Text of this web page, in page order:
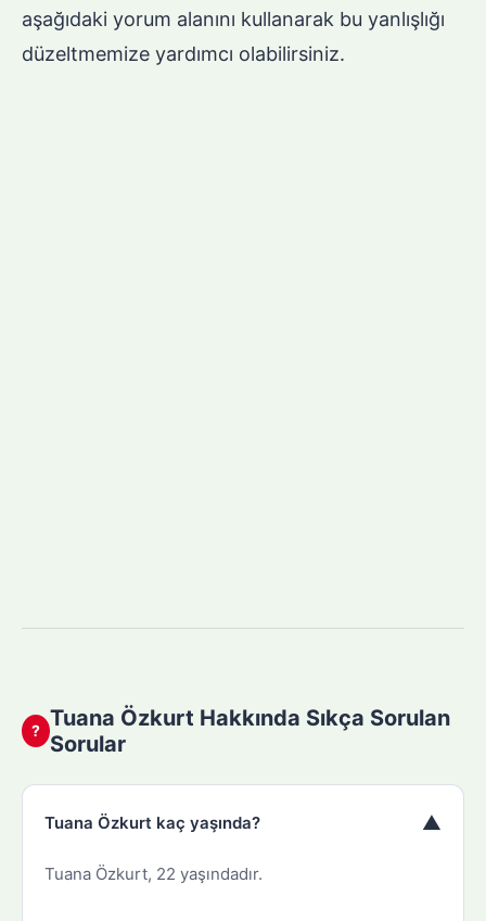
aşağıdaki yorum alanını kullanarak bu yanlışlığı
düzeltmemize yardımcı olabilirsiniz.
? Tuana Özkurt Hakkında Sıkça Sorulan
Sorular
Tuana Özkurt kaç yaşında? ▼
Tuana Özkurt, 22 yaşındadır.